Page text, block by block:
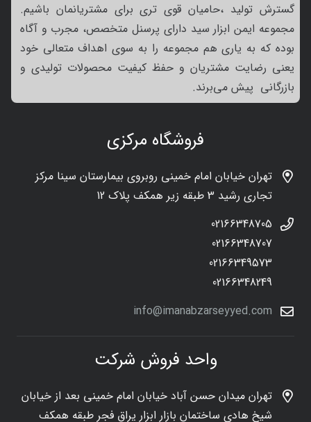
فروشگاه مرکزی
تهران خیابان امام خمینی روبروی بیمارستان سینا مرکز
تجاری رشید 3 طبقه زیر همکف پلاک 12
02166348705
02166348707
02166349573
02166348249
info@imanabzarseyyed.com
واحد فروش شرکت
تهران میدان حسن آباد خیابان امام خمینی بعد از خیابان
شیخ هادی ساختمان بازار ابزار یراق فجر طبقه همکف
گسترش تولید ،حامیان قوی تری برای مشتریانمان باشیم.
مجموعه ایمن ابزار سید دارای پرسنل متخصص، مجرب و آگاه
بوده که به یاری هم مجموعه را به سوی اهداف متعالی خود
یعنی رضایت مشتریان و حفظ کیفیت محصولات تولیدی و
بازرگانی پیش می‌برند.